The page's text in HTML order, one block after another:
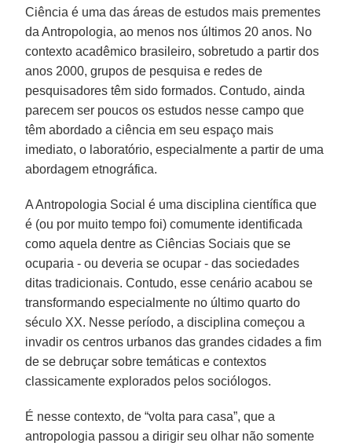
Ciência é uma das áreas de estudos mais prementes
da Antropologia, ao menos nos últimos 20 anos. No
contexto acadêmico brasileiro, sobretudo a partir dos
anos 2000, grupos de pesquisa e redes de
pesquisadores têm sido formados. Contudo, ainda
parecem ser poucos os estudos nesse campo que
têm abordado a ciência em seu espaço mais
imediato, o laboratório, especialmente a partir de uma
abordagem etnográfica.
A Antropologia Social é uma disciplina científica que
é (ou por muito tempo foi) comumente identificada
como aquela dentre as Ciências Sociais que se
ocuparia - ou deveria se ocupar - das sociedades
ditas tradicionais. Contudo, esse cenário acabou se
transformando especialmente no último quarto do
século XX. Nesse período, a disciplina começou a
invadir os centros urbanos das grandes cidades a fim
de se debruçar sobre temáticas e contextos
classicamente explorados pelos sociólogos.
É nesse contexto, de “volta para casa”, que a
antropologia passou a dirigir seu olhar não somente